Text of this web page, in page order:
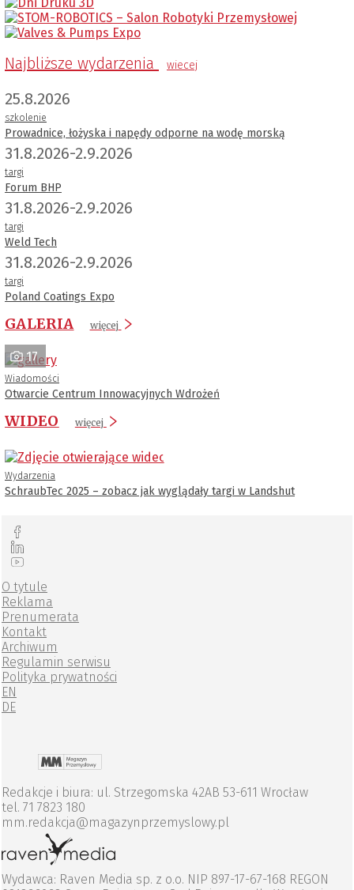
Najbliższe wydarzenia wiecej
25.8.2026
szkolenie
Prowadnice, łożyska i napędy odporne na wodę morską
31.8.2026-2.9.2026
targi
Forum BHP
31.8.2026-2.9.2026
targi
Weld Tech
31.8.2026-2.9.2026
targi
Poland Coatings Expo
GALERIA więcej
17
Wiadomości
Otwarcie Centrum Innowacyjnych Wdrożeń
WIDEO więcej
Wydarzenia
SchraubTec 2025 – zobacz jak wyglądały targi w Landshut
O tytule
Reklama
Prenumerata
Kontakt
Archiwum
Regulamin serwisu
Polityka prywatności
EN
DE
Redakcje i biura: ul. Strzegomska 42AB 53-611 Wrocław
tel. 71 7823 180
mm.redakcja@magazynprzemyslowy.pl
Wydawca: Raven Media sp. z o.o. NIP 897-17-67-168 REGON